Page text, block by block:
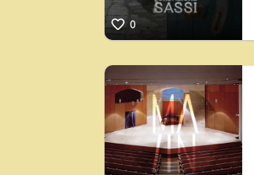
0